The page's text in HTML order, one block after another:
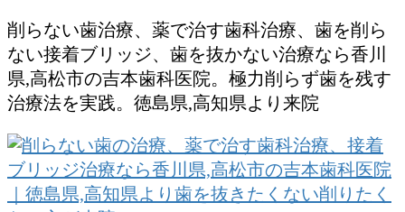
コ
ン
テ
ン
ツ
移
ナ
ビ
ゲ
ー
シ
ン
移
削らない歯治療、薬で治す歯科治療、歯を削ら
ない接着ブリッジ、歯を抜かない治療なら香川
県,高松市の吉本歯科医院。極力削らず歯を残す
治療法を実践。徳島県,高知県より来院